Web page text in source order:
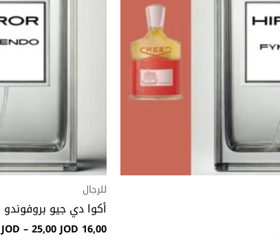
لهذا
المنتج.
يمكن
الخيارات
المنتج
للرجال
أكوا دي جيو بروفوندو
16,00
JOD –25,00JOD